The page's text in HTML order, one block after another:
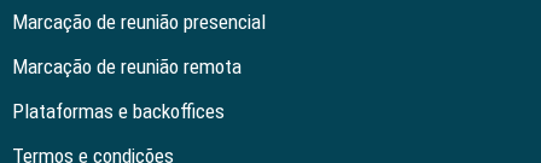
Marcação de reunião presencial
Marcação de reunião remota
Plataformas e backoffices
Termos e condições